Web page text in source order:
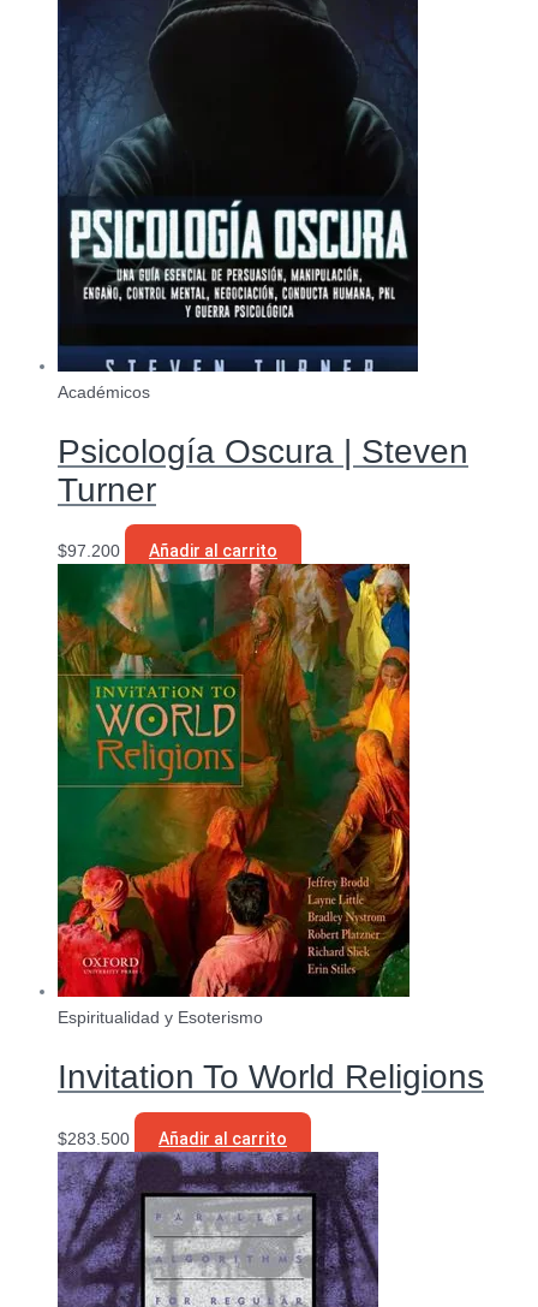
Académicos
Psicología Oscura | Steven
Turner
$97.200 Añadir al carrito
Espiritualidad y Esoterismo
Invitation To World Religions
$283.500 Añadir al carrito